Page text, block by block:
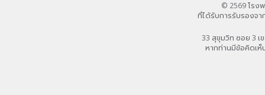
© 2569 โรง
ที่ได้รับการรับรองจา
33 สุขุมวิท ซอย 3 เ
หากท่านมีข้อคิดเห็